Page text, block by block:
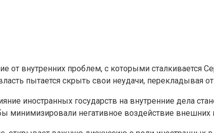
от внутренних проблем, с которыми сталкивается
пытается скрыть свои неудачи, перекладывая
иностранных государств на внутренние дела
минимизировали негативное воздействие внешних